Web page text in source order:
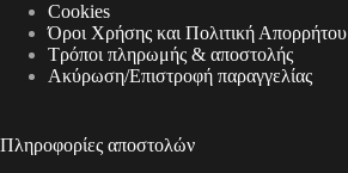
Cookies
Όροι Χρήσης και Πολιτική Απορρήτου
Τρόποι πληρωμής & αποστολής
Aκύρωση/Επιστροφή παραγγελίας
Πληροφορίες αποστολών